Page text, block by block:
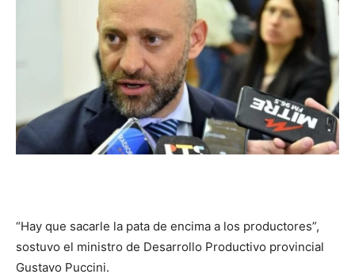
::
La
“Hay que sacarle la pata de encima a los productores”,
sostuvo el ministro de Desarrollo Productivo provincial
Gustavo Puccini.